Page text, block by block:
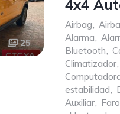
25
4x4
Airbag,
Alarma,
Bluetooth,
Climatizador,
estabilidad,
Auxiliar,